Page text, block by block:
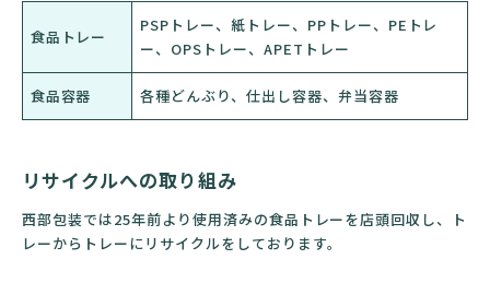
食品トレー
PSPトレー、紙トレー、PPトレー、PEトレ
ー、OPSトレー、APETトレー
食品容器 各種どんぶり、仕出し容器、弁当容器
リサイクルへの取り組み
西部包装では25年前より使用済みの食品トレーを店頭回収し、ト
レーからトレーにリサイクルをしております。